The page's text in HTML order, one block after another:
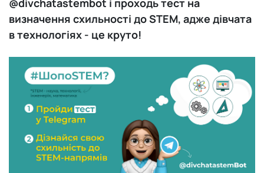
Луцьк
Львів
Маріуполь
Мелітополь
Миколаїв
@divchatastembot і проходь тест на
визначення схильності до STEM, адже дівчата
в технологіях - це круто!